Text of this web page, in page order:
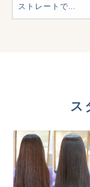
ストレートで...
ス